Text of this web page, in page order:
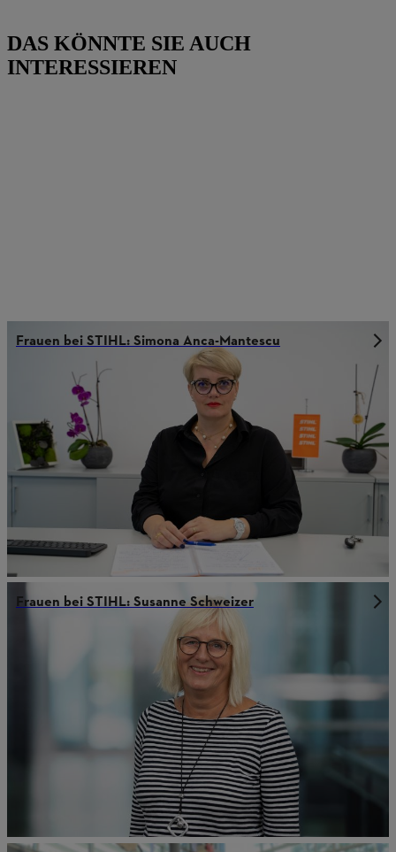
DAS KÖNNTE SIE AUCH
INTERESSIEREN
Frauen bei STIHL: Simona Anca-Mantescu
Frauen bei STIHL: Susanne Schweizer